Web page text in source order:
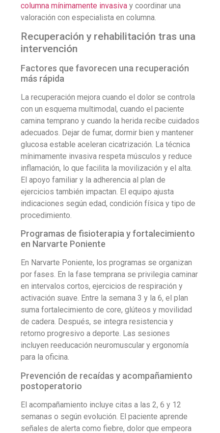
columna mínimamente invasiva y coordinar una
valoración con especialista en columna.
Recuperación y rehabilitación tras una
intervención
Factores que favorecen una recuperación
más rápida
La recuperación mejora cuando el dolor se controla
con un esquema multimodal, cuando el paciente
camina temprano y cuando la herida recibe cuidados
adecuados. Dejar de fumar, dormir bien y mantener
glucosa estable aceleran cicatrización. La técnica
mínimamente invasiva respeta músculos y reduce
inflamación, lo que facilita la movilización y el alta.
El apoyo familiar y la adherencia al plan de
ejercicios también impactan. El equipo ajusta
indicaciones según edad, condición física y tipo de
procedimiento.
Programas de fisioterapia y fortalecimiento
en Narvarte Poniente
En Narvarte Poniente, los programas se organizan
por fases. En la fase temprana se privilegia caminar
en intervalos cortos, ejercicios de respiración y
activación suave. Entre la semana 3 y la 6, el plan
suma fortalecimiento de core, glúteos y movilidad
de cadera. Después, se integra resistencia y
retorno progresivo a deporte. Las sesiones
incluyen reeducación neuromuscular y ergonomía
para la oficina.
Prevención de recaídas y acompañamiento
postoperatorio
El acompañamiento incluye citas a las 2, 6 y 12
semanas o según evolución. El paciente aprende
señales de alerta como fiebre, dolor que empeora